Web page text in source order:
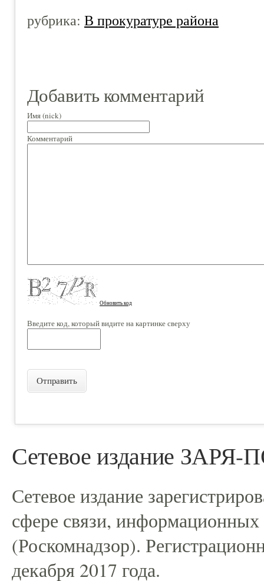
рубрика: В прокуратуре района
Добавить комментарий
Имя (nick)
Комментарий
Обновить код
Введите код, который видите на картинке сверху
Отправить
Сетевое издание
Сетевое издание
сфере связи,
(Роскомнадзор).
декабря 2017 года.